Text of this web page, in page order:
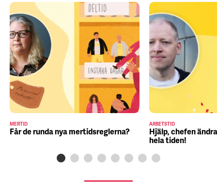
MERTID
Får de runda nya mertidsreglerna?
ARBETSTID
Hjälp, chefen
hela tiden!